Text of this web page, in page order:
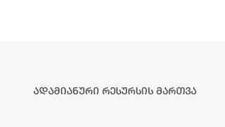
ადამიანური რესურსის მართვა